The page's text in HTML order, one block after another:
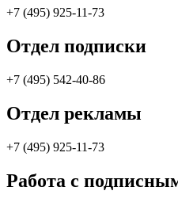
+7 (495) 925-11-73
Отдел подписки
+7 (495) 542-40-86
Отдел рекламы
+7 (495) 925-11-73
Работа с